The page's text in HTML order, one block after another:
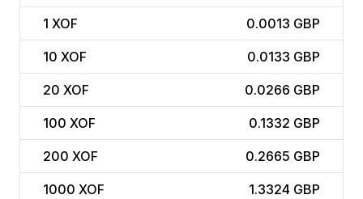
1 XOF 0.0013 GBP
10 XOF 0.0133 GBP
20 XOF 0.0266 GBP
100 XOF 0.1332 GBP
200 XOF 0.2665 GBP
1000 XOF 1.3324 GBP